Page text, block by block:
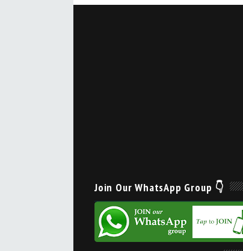
Join Our WhatsApp Group 👇